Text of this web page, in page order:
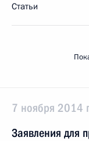
Статьи
7 ноября 2014
Заявления для